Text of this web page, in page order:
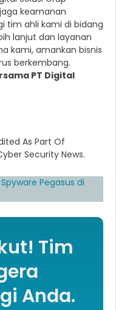
keamanan
tim ahli kami di bidang
lanjut dan layanan
kami, amankan bisnis
berkembang.
PT Digital
As Part Of
Security News.
Pegasus di
Tim
Anda.